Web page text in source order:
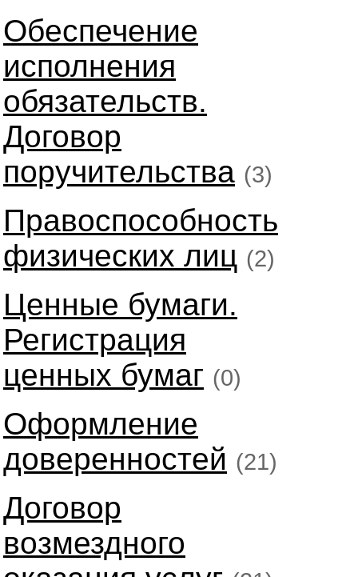
Обеспечение
исполнения
обязательств.
Договор
поручительства (3)
Правоспособность
физических лиц (2)
Ценные бумаги.
Регистрация
ценных бумаг (0)
Оформление
доверенностей (21)
Договор
возмездного